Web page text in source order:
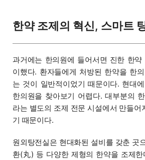
한약 조제의 혁신, 스마트
과거에는 한의원에 들어서면 진한 한
이했다. 환자들에게 처방된 한약을 한
는 것이 일반적이었기 때문이다. 현대
한의원을 찾아보기 어렵다. 대부분의
라는 별도의 조제 전문 시설에서 만들어
기 때문이다.
원외탕전실은 현대화된 설비를 갖춘 곳
환(丸) 등 다양한 제형의 한약을 조제